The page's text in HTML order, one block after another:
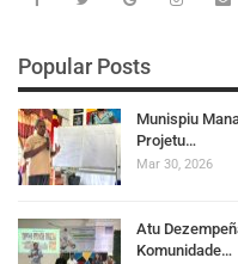
Popular Posts
Munispiu
Projetu…
Mar 30, 2026
Atu
Komunidade…